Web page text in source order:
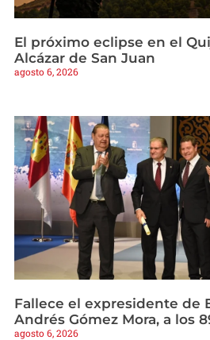
El próximo eclipse en el
Alcázar de San Juan
agosto 6, 2026
Fallece el expresidente de
Andrés Gómez Mora, a los
agosto 6, 2026